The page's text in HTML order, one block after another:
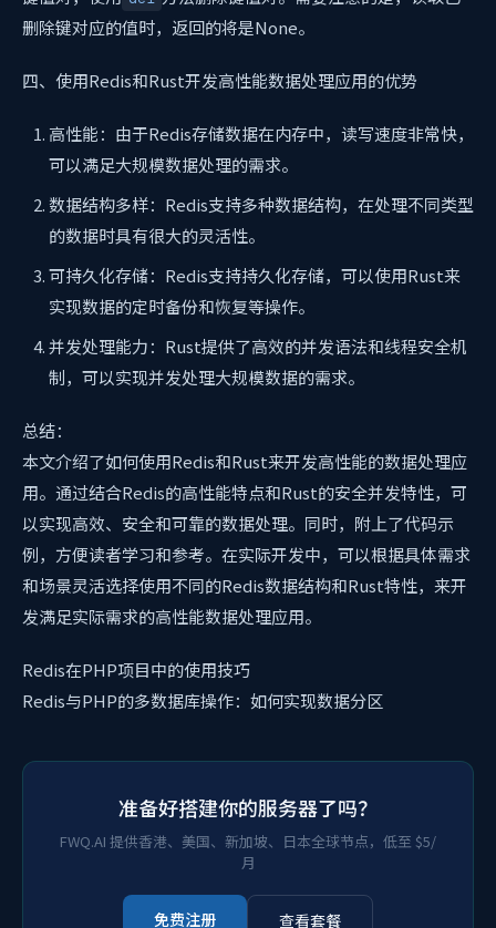
删除键对应的值时，返回的将是None。
四、使用Redis和Rust开发高性能数据处理应用的优势
高性能：由于Redis存储数据在内存中，读写速度非常快，
可以满足大规模数据处理的需求。
数据结构多样：Redis支持多种数据结构，在处理不同类型
的数据时具有很大的灵活性。
可持久化存储：Redis支持持久化存储，可以使用Rust来
实现数据的定时备份和恢复等操作。
并发处理能力：Rust提供了高效的并发语法和线程安全机
制，可以实现并发处理大规模数据的需求。
总结：
本文介绍了如何使用Redis和Rust来开发高性能的数据处理应
用。通过结合Redis的高性能特点和Rust的安全并发特性，可
以实现高效、安全和可靠的数据处理。同时，附上了代码示
例，方便读者学习和参考。在实际开发中，可以根据具体需求
和场景灵活选择使用不同的Redis数据结构和Rust特性，来开
发满足实际需求的高性能数据处理应用。
Redis在PHP项目中的使用技巧
Redis与PHP的多数据库操作：如何实现数据分区
准备好搭建你的服务器了吗？
FWQ.AI 提供香港、美国、新加坡、日本全球节点，低至 $5/
月
免费注册 查看套餐